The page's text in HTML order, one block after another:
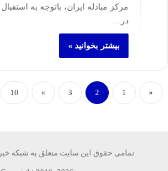
مرکز مبادله ایران، باتوجه به
در…
بیشتر بخوانید »
«
1
2
3
»
10
تمامی حقوق این سایت متعلق به شبکه